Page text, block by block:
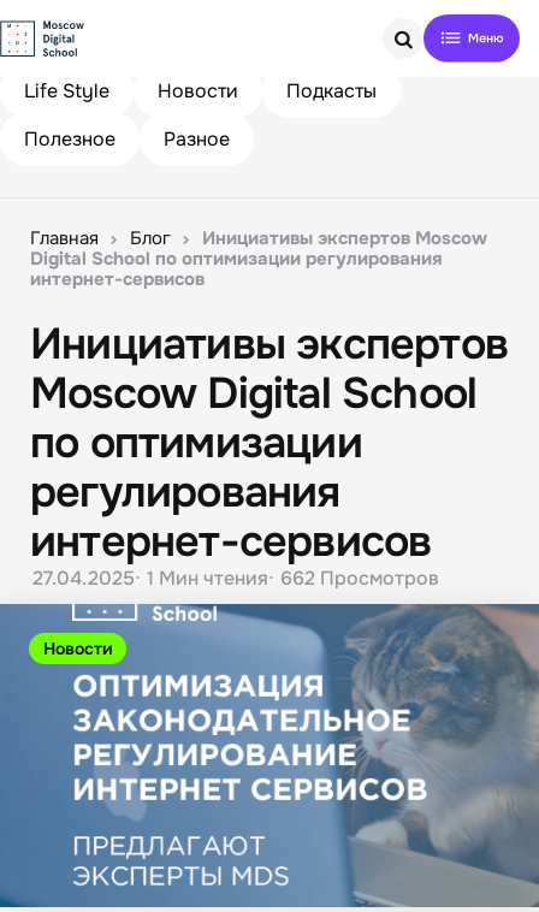
Search
Life Style
Новости
Подкасты
Полезное
Разное
Главная Блог
Инициативы экспертов Moscow
Digital School по оптимизации регулирования
интернет-сервисов
Новости
Инициативы экспертов
Moscow Digital School
по оптимизации
регулирования
интернет-сервисов
27.04.2025 1 Мин чтения 662 Просмотров